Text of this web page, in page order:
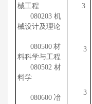
械工程
080203 机
械设计及理论
080500 材
料科学与工程
080502 材
料学
080600 冶
3
3
3